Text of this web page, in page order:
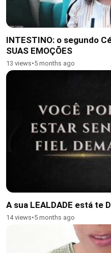
INTESTINO: o segundo
SUAS EMOÇÕES
13 views•5 months ago
A sua LEALDADE está te
14 views•5 months ago